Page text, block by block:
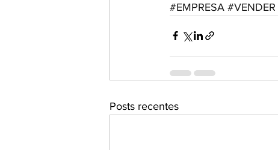
#EMPRESA #VENDER
Posts recentes